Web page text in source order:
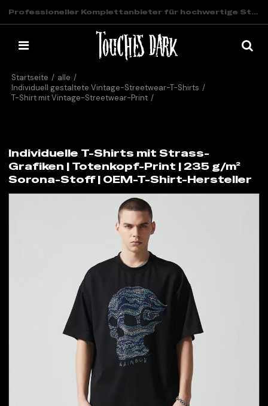
Professioneller Komplettanbieter für hochwertige Streetwear
Startseite / alle /
Individuell gestaltete Vintage-Streetwear-T-Shirts /
T-Shirt mit Vintage-Streetwear-Print /
Individuelle T-Shirts mit Strass-
Grafiken | Totenkopf-Print | 235 g/m²
Sorona-Stoff | OEM-T-Shirt-Hersteller